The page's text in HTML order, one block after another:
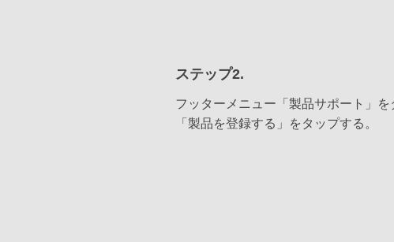
ステップ2.
フッターメニュー「製品サポート」を
「製品を登録する」をタップする。